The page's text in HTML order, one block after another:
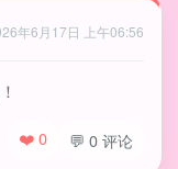
年6月17日 上午06:56
❤️ 0 💬 0 评论